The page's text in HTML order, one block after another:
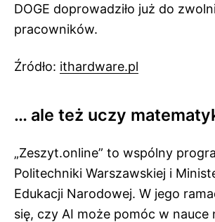
DOGE doprowadziło już do
pracowników.
Źródło: ithardware.pl
… ale też uczy
„Zeszyt.online” to wspólny
Politechniki Warszawskiej i
Edukacji Narodowej. W jego
się, czy AI może pomóc w nauce